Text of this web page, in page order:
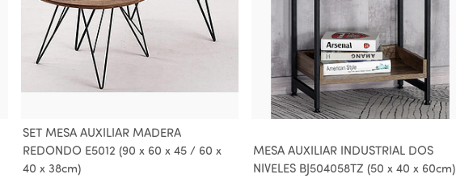
SET MESA AUXILIAR MADERA
REDONDO E5012 (90 x 60 x 45 / 60 x
40 x 38cm)
MESA AUXILIAR INDUSTRIAL DOS
NIVELES BJ504058TZ (50 x 40 x 60cm)